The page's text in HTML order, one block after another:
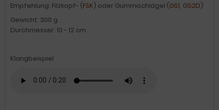
Empfehlung: Filzkopf- (FSK) oder Gummischlägel (GS1, GS2D)
Gewicht: 300 g
Durchmesser: 10 - 12 cm
Klangbeispiel